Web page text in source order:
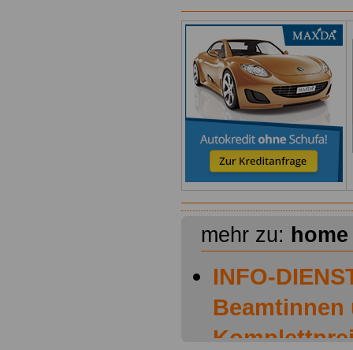
mehr zu: home
INFO-
Beamtinnen